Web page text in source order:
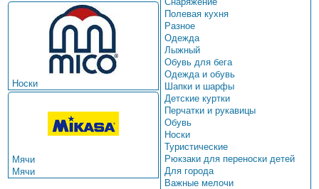
Носки
Мячи
Мячи
Полевая кухня
Разное
Одежда
Лыжный
Обувь для бега
Одежда и обувь
Шапки и шарфы
Детские куртки
Перчатки и рукавицы
Обувь
Носки
Туристические
Рюкзаки для переноски детей
Для города
Важные мелочи